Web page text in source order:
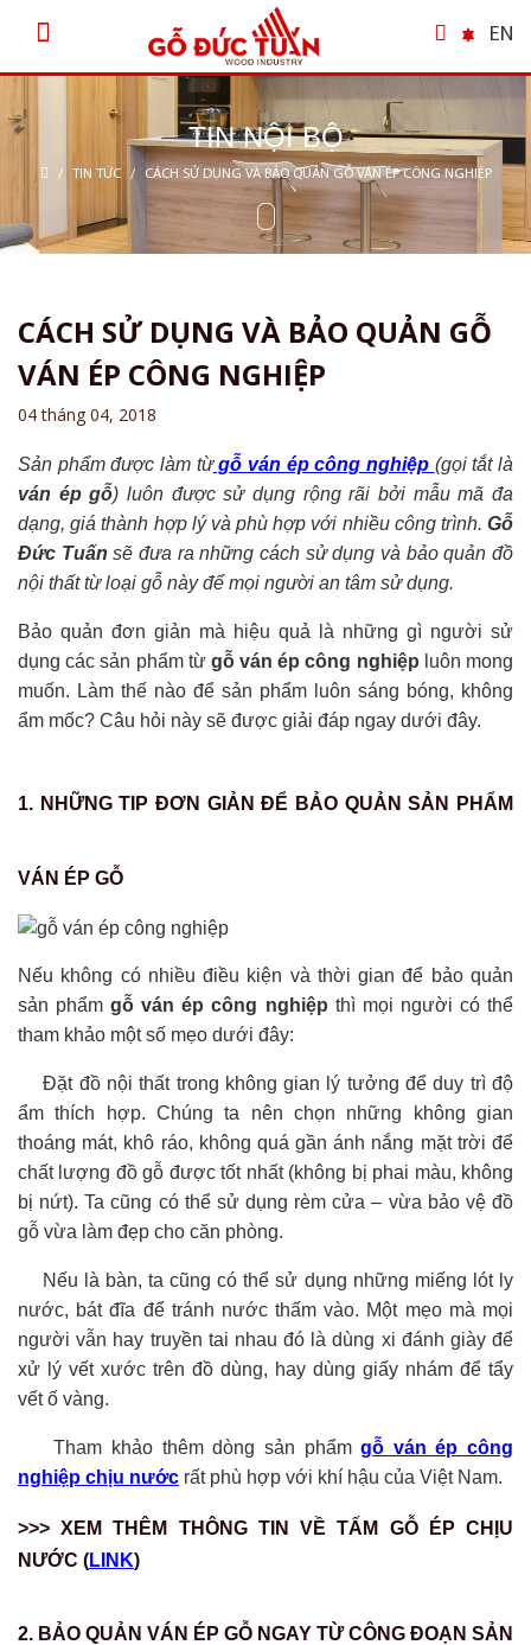
EN
TIN NỘI BỘ
/ TIN TỨC / CÁCH SỬ DỤNG VÀ BẢO QUẢN GỖ VÁN ÉP CÔNG NGHIỆP
CÁCH SỬ DỤNG VÀ BẢO QUẢN GỖ
VÁN ÉP CÔNG NGHIỆP
04 tháng 04, 2018
Sản phẩm được làm từgỗ ván ép công nghiệp (gọi tắt là
ván ép gỗ) luôn được sử dụng rộng rãi bởi mẫu mã đa
dạng, giá thành hợp lý và phù hợp với nhiều công trình. Gỗ
Đức Tuấn sẽ đưa ra những cách sử dụng và bảo quản đồ
nội thất từ loại gỗ này để mọi người an tâm sử dụng.
Bảo quản đơn giản mà hiệu quả là những gì người sử
dụng các sản phẩm từ gỗ ván ép công nghiệp luôn mong
muốn. Làm thế nào để sản phẩm luôn sáng bóng, không
ẩm mốc? Câu hỏi này sẽ được giải đáp ngay dưới đây.
1. NHỮNG TIP ĐƠN GIẢN ĐỂ BẢO QUẢN SẢN PHẨM
VÁN ÉP GỖ
Nếu không có nhiều điều kiện và thời gian để bảo quản
sản phẩmgỗ ván ép công nghiệp thì mọi người có thể
tham khảo một số mẹo dưới đây:
Đặt đồ nội thất trong không gian lý tưởng để duy trì độ
ẩm thích hợp. Chúng ta nên chọn những không gian
thoáng mát, khô ráo, không quá gần ánh nắng mặt trời để
chất lượng đồ gỗ được tốt nhất (không bị phai màu, không
bị nứt). Ta cũng có thể sử dụng rèm cửa – vừa bảo vệ đồ
gỗ vừa làm đẹp cho căn phòng.
Nếu là bàn, ta cũng có thể sử dụng những miếng lót ly
nước, bát đĩa để tránh nước thấm vào. Một mẹo mà mọi
người vẫn hay truyền tai nhau đó là dùng xi đánh giày để
xử lý vết xước trên đồ dùng, hay dùng giấy nhám để tẩy
vết ố vàng.
Tham khảo thêm dòng sản phẩmgỗ ván ép công
nghiệp chịu nước rất phù hợp với khí hậu của Việt Nam.
>>>XEM THÊM THÔNG TIN VỀ TẤM GỖ ÉP CHỊU
NƯỚC (LINK)
2. BẢO QUẢN VÁN ÉP GỖ NGAY TỪ CÔNG ĐOẠN SẢN